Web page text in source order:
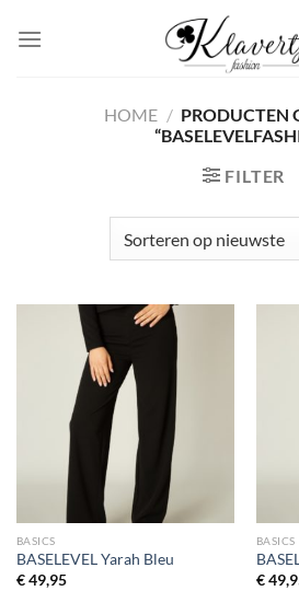
naar
HOME / PRODUCTEN
FILTER
BASICS
BASELEVEL Yarah Bleu
€49,95
BASICS
€